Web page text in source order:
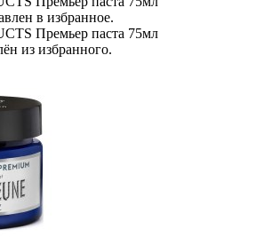
в избранное.
Премьер паста 75мл
из избранного.